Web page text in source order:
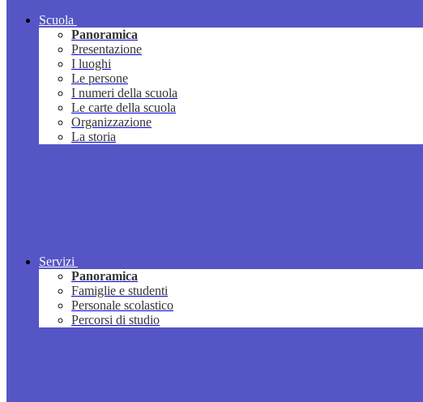
Scuola
Panoramica
Presentazione
I luoghi
Le persone
I numeri della scuola
Le carte della scuola
Organizzazione
La storia
Servizi
Panoramica
Famiglie e studenti
Personale scolastico
Percorsi di studio